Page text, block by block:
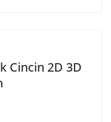
Cincin 2D 3D